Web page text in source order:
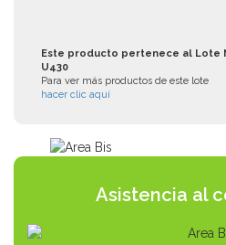
Este producto pertenece al Lote
U430
Para ver más productos de este lote
hacer clic aquí
Asistencia al